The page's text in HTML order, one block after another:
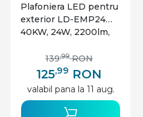
Plafoniera LED pentru
exterior LD-EMP24W-
40KW, 24W, 2200lm,
alba, GTV
125,99 RON
139,99 RON
valabil pana la 11 aug.